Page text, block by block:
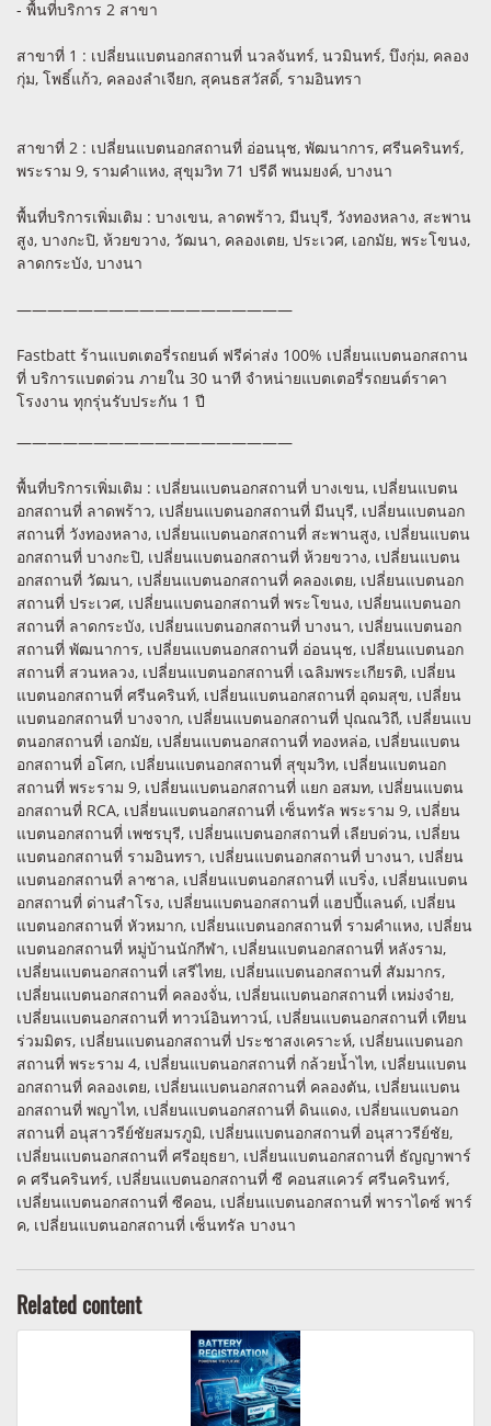
- พื้นที่บริการ 2 สาขา
สาขาที่ 1 : เปลี่ยนแบตนอกสถานที่ นวลจันทร์, นวมินทร์, บึงกุ่ม, คลอง
กุ่ม, โพธิ์แก้ว, คลองลำเจียก, สุคนธสวัสดิ์, รามอินทรา
สาขาที่ 2 : เปลี่ยนแบตนอกสถานที่ อ่อนนุช, พัฒนาการ, ศรีนครินทร์,
พระราม 9, รามคำแหง, สุขุมวิท 71 ปรีดี พนมยงค์, บางนา
พื้นที่บริการเพิ่มเติม : บางเขน, ลาดพร้าว, มีนบุรี, วังทองหลาง, สะพาน
สูง, บางกะปิ, ห้วยขวาง, วัฒนา, คลองเตย, ประเวศ, เอกมัย, พระโขนง,
ลาดกระบัง, บางนา
——————————————————
Fastbatt ร้านแบตเตอรี่รถยนต์ ฟรีค่าส่ง 100% เปลี่ยนแบตนอกสถาน
ที่ บริการแบตด่วน ภายใน 30 นาที จำหน่ายแบตเตอรี่รถยนต์ราคา
โรงงาน ทุกรุ่นรับประกัน 1 ปี
——————————————————
พื้นที่บริการเพิ่มเติม : เปลี่ยนแบตนอกสถานที่ บางเขน, เปลี่ยนแบตน
อกสถานที่ ลาดพร้าว, เปลี่ยนแบตนอกสถานที่ มีนบุรี, เปลี่ยนแบตนอก
สถานที่ วังทองหลาง, เปลี่ยนแบตนอกสถานที่ สะพานสูง, เปลี่ยนแบตน
อกสถานที่ บางกะปิ, เปลี่ยนแบตนอกสถานที่ ห้วยขวาง, เปลี่ยนแบตน
อกสถานที่ วัฒนา, เปลี่ยนแบตนอกสถานที่ คลองเตย, เปลี่ยนแบตนอก
สถานที่ ประเวศ, เปลี่ยนแบตนอกสถานที่ พระโขนง, เปลี่ยนแบตนอก
สถานที่ ลาดกระบัง, เปลี่ยนแบตนอกสถานที่ บางนา, เปลี่ยนแบตนอก
สถานที่ พัฒนาการ, เปลี่ยนแบตนอกสถานที่ อ่อนนุช, เปลี่ยนแบตนอก
สถานที่ สวนหลวง, เปลี่ยนแบตนอกสถานที่ เฉลิมพระเกียรติ, เปลี่ยน
แบตนอกสถานที่ ศรีนครินท์, เปลี่ยนแบตนอกสถานที่ อุดมสุข, เปลี่ยน
แบตนอกสถานที่ บางจาก, เปลี่ยนแบตนอกสถานที่ ปุณณวิถี, เปลี่ยนแบ
ตนอกสถานที่ เอกมัย, เปลี่ยนแบตนอกสถานที่ ทองหล่อ, เปลี่ยนแบตน
อกสถานที่ อโศก, เปลี่ยนแบตนอกสถานที่ สุขุมวิท, เปลี่ยนแบตนอก
สถานที่ พระราม 9, เปลี่ยนแบตนอกสถานที่ แยก อสมท, เปลี่ยนแบตน
อกสถานที่ RCA, เปลี่ยนแบตนอกสถานที่ เซ็นทรัล พระราม 9, เปลี่ยน
แบตนอกสถานที่ เพชรบุรี, เปลี่ยนแบตนอกสถานที่ เลียบด่วน, เปลี่ยน
แบตนอกสถานที่ รามอินทรา, เปลี่ยนแบตนอกสถานที่ บางนา, เปลี่ยน
แบตนอกสถานที่ ลาซาล, เปลี่ยนแบตนอกสถานที่ แบริ่ง, เปลี่ยนแบตน
อกสถานที่ ด่านสำโรง, เปลี่ยนแบตนอกสถานที่ แฮปปี้แลนด์, เปลี่ยน
แบตนอกสถานที่ หัวหมาก, เปลี่ยนแบตนอกสถานที่ รามคำแหง, เปลี่ยน
แบตนอกสถานที่ หมู่บ้านนักกีฬา, เปลี่ยนแบตนอกสถานที่ หลังราม,
เปลี่ยนแบตนอกสถานที่ เสรีไทย, เปลี่ยนแบตนอกสถานที่ สัมมากร,
เปลี่ยนแบตนอกสถานที่ คลองจั่น, เปลี่ยนแบตนอกสถานที่ เหม่งจ๋าย,
เปลี่ยนแบตนอกสถานที่ ทาวน์อินทาวน์, เปลี่ยนแบตนอกสถานที่ เทียน
ร่วมมิตร, เปลี่ยนแบตนอกสถานที่ ประชาสงเคราะห์, เปลี่ยนแบตนอก
สถานที่ พระราม 4, เปลี่ยนแบตนอกสถานที่ กล้วยน้ำไท, เปลี่ยนแบตน
อกสถานที่ คลองเตย, เปลี่ยนแบตนอกสถานที่ คลองตัน, เปลี่ยนแบตน
อกสถานที่ พญาไท, เปลี่ยนแบตนอกสถานที่ ดินแดง, เปลี่ยนแบตนอก
สถานที่ อนุสาวรีย์ชัยสมรภูมิ, เปลี่ยนแบตนอกสถานที่ อนุสาวรีย์ชัย,
เปลี่ยนแบตนอกสถานที่ ศรีอยุธยา, เปลี่ยนแบตนอกสถานที่ ธัญญาพาร์
ค ศรีนครินทร์, เปลี่ยนแบตนอกสถานที่ ซี คอนสแควร์ ศรีนครินทร์,
เปลี่ยนแบตนอกสถานที่ ซีคอน, เปลี่ยนแบตนอกสถานที่ พาราไดซ์ พาร์
ค, เปลี่ยนแบตนอกสถานที่ เซ็นทรัล บางนา
Related content